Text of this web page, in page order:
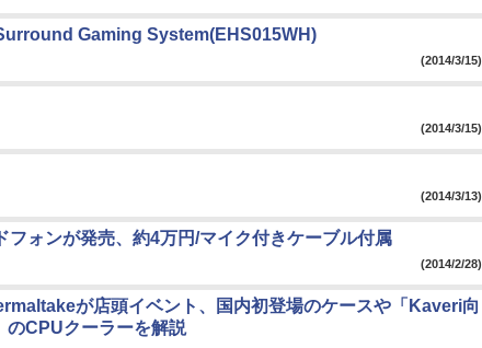
Gaming System(EHS015WH)
(2014/3/15)
(2014/3/15)
(2014/3/13)
フォンが発売、約4万円/マイク付きケーブル付属
(2014/2/28)
が店頭イベント、国内初登場のケースや「Kaveri向
のCPUクーラーを解説